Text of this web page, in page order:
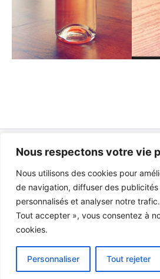
Nous respectons votre vie
Nous utilisons des cookies pour
de navigation, diffuser des
personnalisés et analyser notre
Tout accepter », vous consentez à
cookies.
Personnaliser Tout rejeter
Copyright © 2026 Divan
Créé avec leThème
Mentions
Politique de